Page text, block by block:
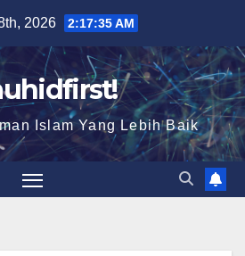
2026 2:17:36 AM
Islam Yang Lebih Baik